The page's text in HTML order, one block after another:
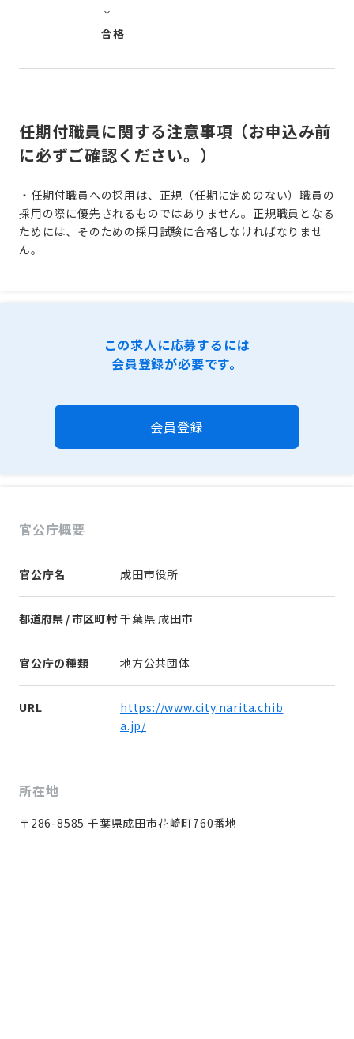
↓
合格
任期付職員に関する注意事項（お申込み前
に必ずご確認ください。）
・任期付職員への採用は、正規（任期に定めのない）職員の
採用の際に優先されるものではありません。正規職員となる
ためには、そのための採用試験に合格しなければなりませ
ん。
この求人に応募するには
会員登録が必要です。
会員登録
官公庁概要
官公庁名 成田市役所
都道府県 / 市区町村 千葉県 成田市
官公庁の種類 地方公共団体
URL
https://www.city.narita.chib
a.jp/
所在地
〒286-8585 千葉県成田市花崎町760番地